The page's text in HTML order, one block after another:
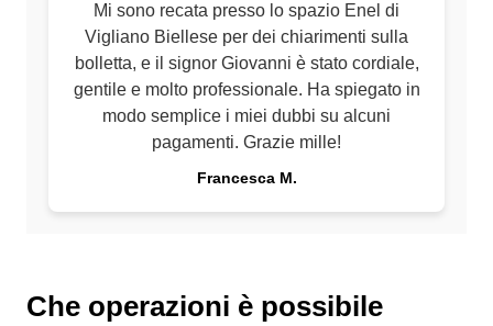
Mi sono recata presso lo spazio Enel di
Vigliano Biellese per dei chiarimenti sulla
bolletta, e il signor Giovanni è stato cordiale,
gentile e molto professionale. Ha spiegato in
modo semplice i miei dubbi su alcuni
pagamenti. Grazie mille!
Francesca M.
Che operazioni è possibile